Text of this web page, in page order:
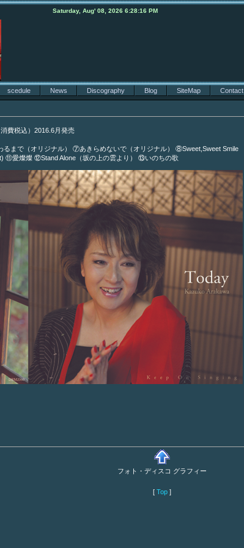
Saturday, Aug' 08, 2026 6:28:16 PM
scedule News Discography Blog SiteMap Contact
費税込）2016.6月発売
で（オリジナル） ⑦あきらめないで（オリジナル） ⑧Sweet,Sweet Smile
⑪愛燦燦 ⑫Stand Alone（坂の上の雲より） ⑬いのちの歌
フォト・ディスコ グラフィー
[ Top]